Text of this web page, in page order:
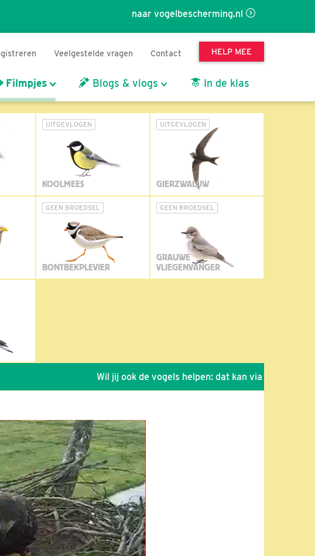
naar vogelbescherming.nl
Veelgestelde vragen Contact HELP MEE
Filmpjes Blogs & vlogs In de klas
UITGEVLOGEN
KOOLMEES
UITGEVLOGEN
GIERZWALUW
GEEN BROEDSEL
BONTBEKPLEVIER
GEEN BROEDSEL
GRAUWE
VLIEGENVANGER
Wil jij ook de vogels helpen: dat kan via de link!